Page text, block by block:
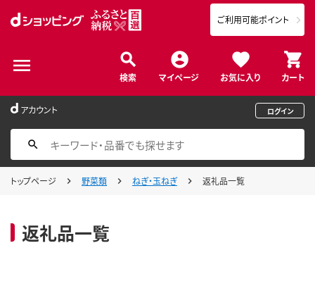
検索 マイページ お気に入り カート
ご利用可能ポイント
アカウント ログイン
トップページ 野菜類 ねぎ・玉ねぎ 返礼品一覧
返礼品一覧